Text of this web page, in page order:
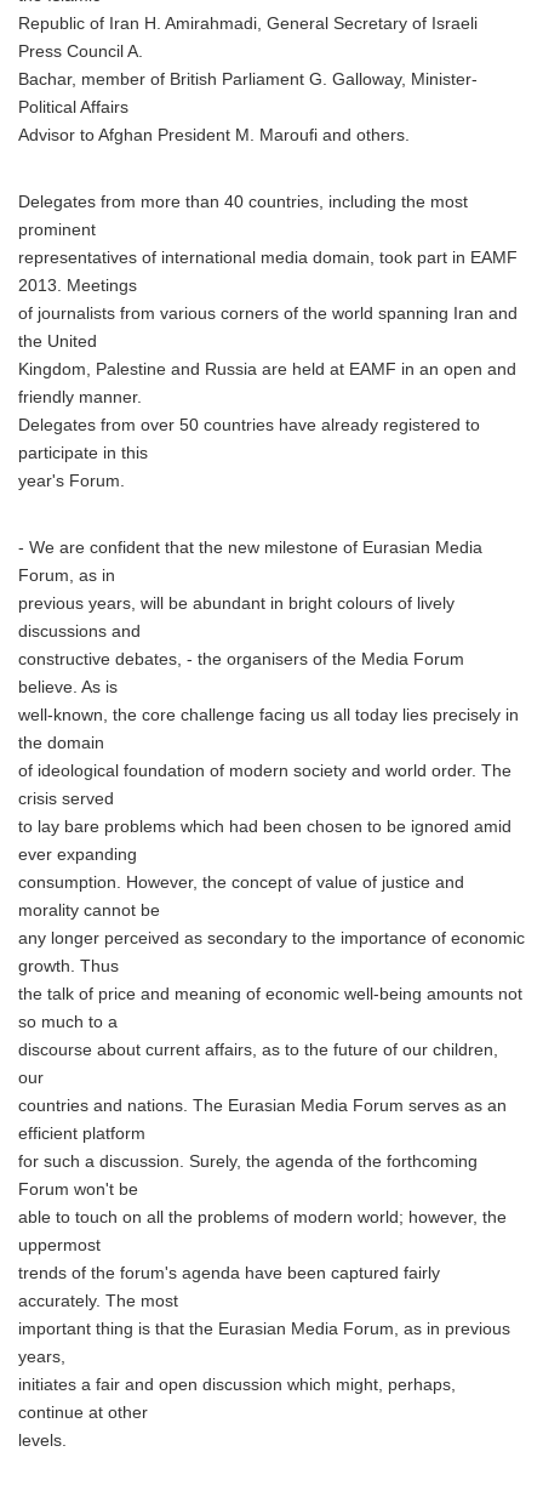
Republic of Iran H. Amirahmadi, General Secretary of Israeli
Press Council A.
Bachar, member of British Parliament G. Galloway, Minister-
Political Affairs
Advisor to Afghan President M. Maroufi and others.
Delegates from more than 40 countries, including the most
prominent
representatives of international media domain, took part in EAMF
2013. Meetings
of journalists from various corners of the world spanning Iran and
the United
Kingdom, Palestine and Russia are held at EAMF in an open and
friendly manner.
Delegates from over 50 countries have already registered to
participate in this
year's Forum.
- We are confident that the new milestone of Eurasian Media
Forum, as in
previous years, will be abundant in bright colours of lively
discussions and
constructive debates, - the organisers of the Media Forum
believe. As is
well-known, the core challenge facing us all today lies precisely in
the domain
of ideological foundation of modern society and world order. The
crisis served
to lay bare problems which had been chosen to be ignored amid
ever expanding
consumption. However, the concept of value of justice and
morality cannot be
any longer perceived as secondary to the importance of economic
growth. Thus
the talk of price and meaning of economic well-being amounts not
so much to a
discourse about current affairs, as to the future of our children,
our
countries and nations. The Eurasian Media Forum serves as an
efficient platform
for such a discussion. Surely, the agenda of the forthcoming
Forum won't be
able to touch on all the problems of modern world; however, the
uppermost
trends of the forum's agenda have been captured fairly
accurately. The most
important thing is that the Eurasian Media Forum, as in previous
years,
initiates a fair and open discussion which might, perhaps,
continue at other
levels.